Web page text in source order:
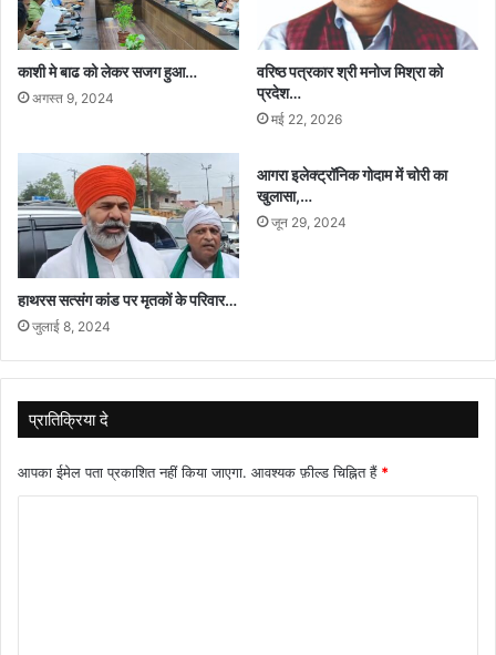
काशी मे बाढ को लेकर सजग हुआ…
अगस्त 9, 2024
वरिष्ठ पत्रकार श्री मनोज मिश्रा को
प्रदेश…
मई 22, 2026
हाथरस सत्संग कांड पर मृतकों के परिवार…
जुलाई 8, 2024
आगरा इलेक्ट्रॉनिक गोदाम में चोरी का
खुलासा,…
जून 29, 2024
प्रातिक्रिया दे
आपका ईमेल पता प्रकाशित नहीं किया जाएगा. आवश्यक फ़ील्ड चिह्नित हैं *